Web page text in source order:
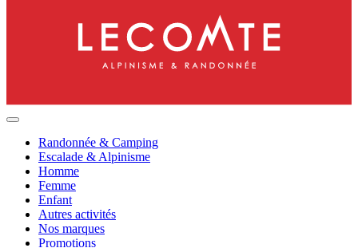
Randonnée & Camping
Escalade & Alpinisme
Homme
Femme
Enfant
Autres activités
Nos marques
Promotions